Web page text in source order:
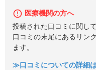
医療機関の方へ
投稿された口コミに関し
口コミの末尾にあるリン
ます。
≫口コミについての詳細